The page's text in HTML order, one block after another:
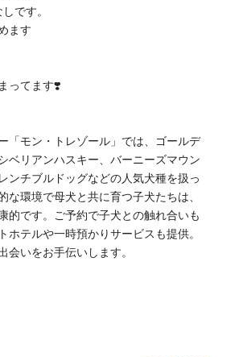
です。
ます
ってます❣️
「モン・トレゾール」では、ゴールデ
ベリアンハスキー、バーニーズマウン
ンチブルドッグなどの人気犬種を扱っ
な環境で母犬と共に育つ子犬たちは、
的です。ご予約で子犬との触れ合いも
ホテルや一時預かりサービスも提供。
会いをお手伝いします。